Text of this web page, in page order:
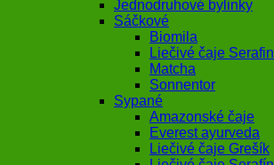
Jednodruhové bylinky
Sáčkové
Biomila
Liečivé čaje Serafin
Matcha
Sonnentor
Sypané
Amazonské čaje
Everest ayurveda
Liečivé čaje Grešík